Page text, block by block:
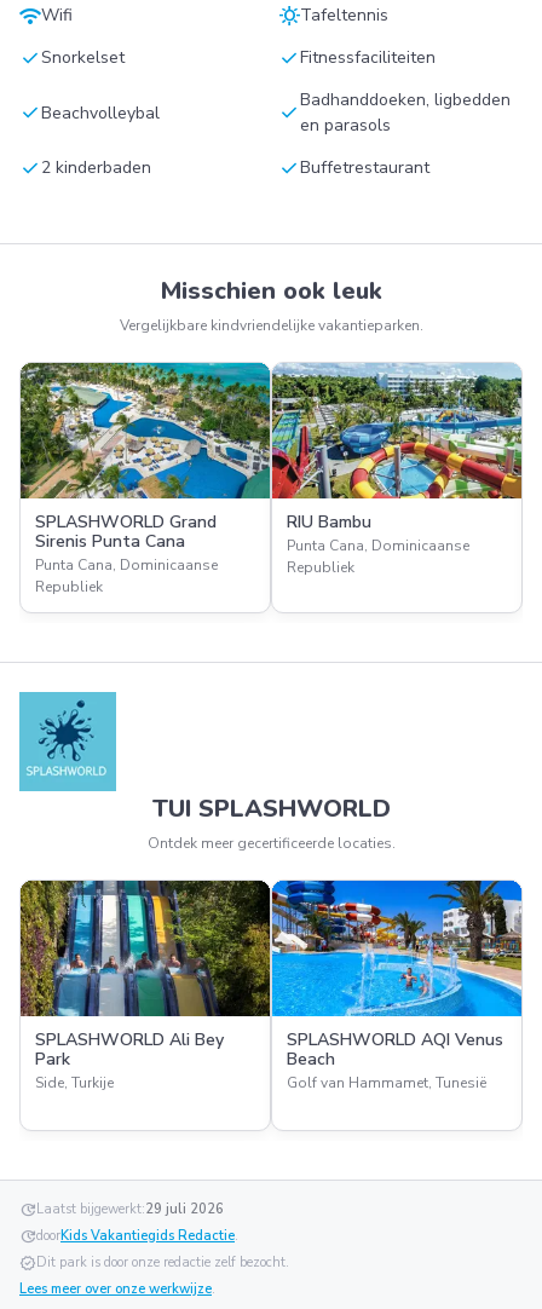
wifiWifi sunnyTafeltennis
checkSnorkelset checkFitnessfaciliteiten
checkBeachvolleybal checkBadhanddoeken, ligbedden
en parasols
check 2 kinderbaden checkBuffetrestaurant
Misschien ook leuk
Vergelijkbare kindvriendelijke vakantieparken.
SPLASHWORLD Grand
Sirenis Punta Cana
Punta Cana, Dominicaanse
Republiek
RIU Bambu
Punta Cana, Dominicaanse
Republiek
TUI SPLASHWORLD
Ontdek meer gecertificeerde locaties.
SPLASHWORLD Ali Bey
Park
Side, Turkije
SPLASHWORLD AQI Venus
Beach
Golf van Hammamet, Tunesië
updateLaatst bijgewerkt:29 juli 2026
updatedoorKids Vakantiegids Redactie.
verifiedDit park is door onze redactie zelf bezocht.
Lees meer over onze werkwijze.